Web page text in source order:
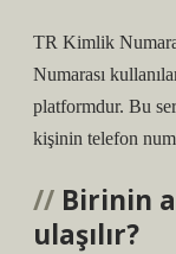
TR Kimlik
Numarası
platformdur. Bu
kişinin telefon
Birinin
ulaşılır?